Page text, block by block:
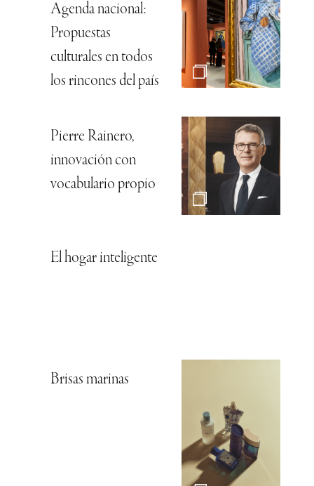
Agenda nacional:
Propuestas
culturales en todos
los rincones del país
Pierre Rainero,
innovación con
vocabulario propio
El hogar inteligente
Brisas marinas